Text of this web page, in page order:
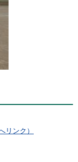
リンク）